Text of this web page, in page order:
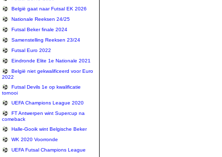
België gaat naar Futsal EK 2026
Nationale Reeksen 24/25
Futsal Beker finale 2024
Samenstelling Reeksen 23/24
Futsal Euro 2022
Eindronde Elite 1e Nationale 2021
België niet gekwalificeerd voor Euro
2022
Futsal Devils 1e op kwalificatie
tornooi
UEFA Champions League 2020
FT Antwerpen wint Supercup na
comeback
Halle-Gooik wint Belgische Beker
WK 2020 Voorronde
UEFA Futsal Champions League